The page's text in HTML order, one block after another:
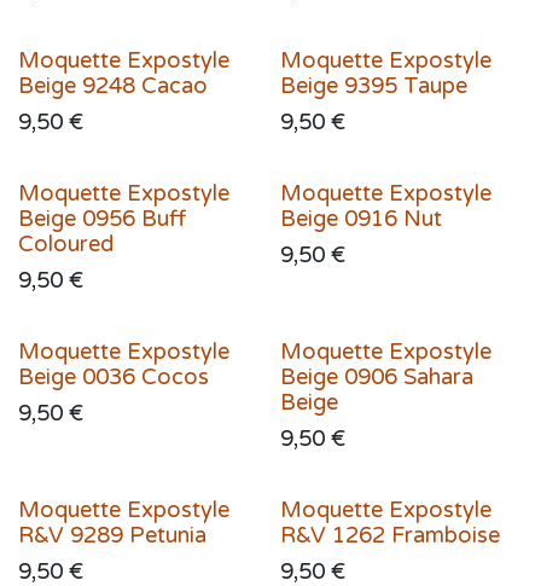
Moquette Expostyle
Beige 9248 Cacao
9,50 €
Moquette Expostyle
Beige 9395 Taupe
9,50€
Moquette Expostyle
Beige 0956 Buff
Coloured
9,50 €
Moquette Expostyle
Beige 0916 Nut
9,50€
Moquette Expostyle
Beige 0036 Cocos
9,50 €
Moquette Expostyle
Beige 0906 Sahara
Beige
9,50€
Moquette Expostyle
R&V 9289 Petunia
9,50 €
Moquette Expostyle
R&V 1262 Framboise
9,50€